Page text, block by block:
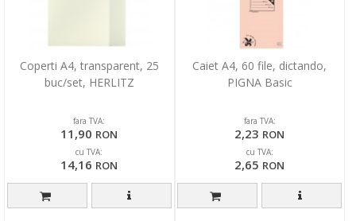
Coperti A4, transparent, 25
buc/set, HERLITZ
fara TVA:
11,90 RON
cu TVA:
14,16 RON
Caiet A4, 60 file, dictando,
PIGNA Basic
fara TVA:
2,23 RON
cu TVA:
2,65 RON